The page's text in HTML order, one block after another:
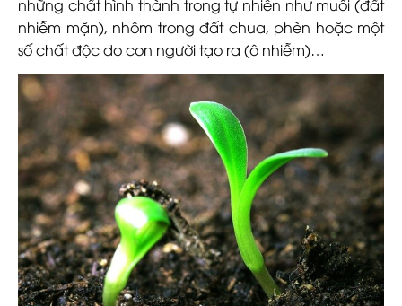
những chất hình thành trong tự nhiên như muối (đất
nhiễm mặn), nhôm trong đất chua, phèn hoặc một
số chất độc do con người tạo ra (ô nhiễm)…